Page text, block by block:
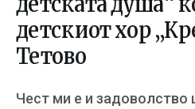
детскиот хор
Тетово
Чест ми е и задоволство